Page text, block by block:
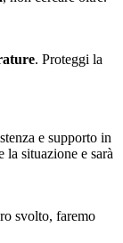
. Proteggi la
e supporto in
situazione e sarà
svolto, faremo